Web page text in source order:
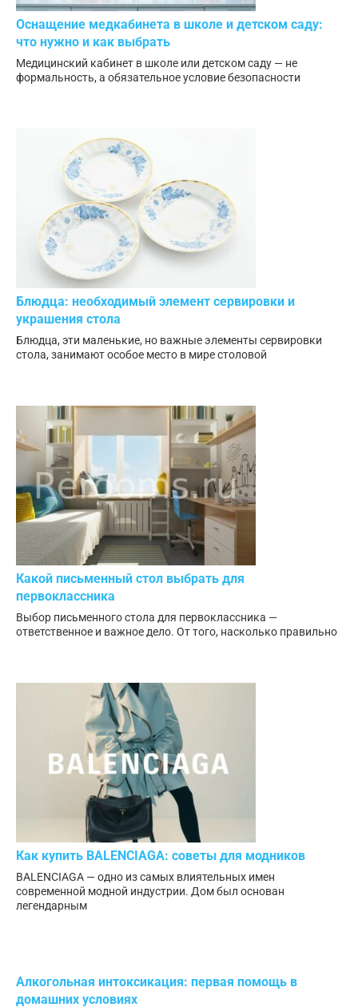
Оснащение медкабинета в школе и детском саду:
что нужно и как выбрать
Медицинский кабинет в школе или детском саду — не
формальность, а обязательное условие безопасности
Блюдца: необходимый элемент сервировки и
украшения стола
Блюдца, эти маленькие, но важные элементы сервировки
стола, занимают особое место в мире столовой
Какой письменный стол выбрать для
первоклассника
Выбор письменного стола для первоклассника —
ответственное и важное дело. От того, насколько правильно
Как купить BALENCIAGA: советы для модников
BALENCIAGA — одно из самых влиятельных имен
современной модной индустрии. Дом был основан
легендарным
Алкогольная интоксикация: первая помощь в
домашних условиях